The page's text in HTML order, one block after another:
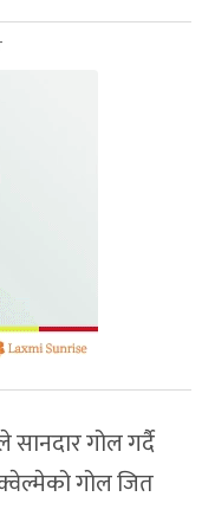
गोल गर्दै
गोल जित